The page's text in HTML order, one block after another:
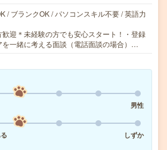
/ ブランクOK / パソコンスキル不要 / 英語力
歓迎＊未経験の方でも安心スタート！・登録
を一緒に考える面談（電話面談の場合）…
男性
しずか